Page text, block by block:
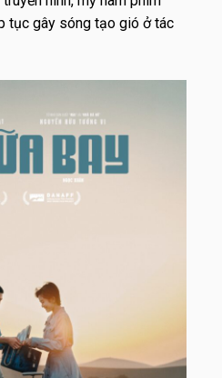
tục gây sóng tạo gió ở tác